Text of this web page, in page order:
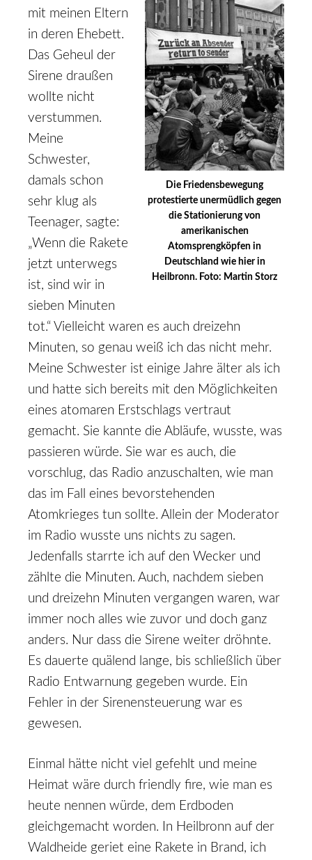
Die Friedensbewegung
protestierte unermüdlich gegen
die Stationierung von
amerikanischen
Atomsprengköpfen in
Deutschland wie hier in
Heilbronn. Foto: Martin Storz
mit meinen Eltern
in deren Ehebett.
Das Geheul der
Sirene draußen
wollte nicht
verstummen.
Meine
Schwester,
damals schon
sehr klug als
Teenager, sagte:
„Wenn die Rakete
jetzt unterwegs
ist, sind wir in
sieben Minuten
tot.“ Vielleicht waren es auch dreizehn
Minuten, so genau weiß ich das nicht mehr.
Meine Schwester ist einige Jahre älter als ich
und hatte sich bereits mit den Möglichkeiten
eines atomaren Erstschlags vertraut
gemacht. Sie kannte die Abläufe, wusste, was
passieren würde. Sie war es auch, die
vorschlug, das Radio anzuschalten, wie man
das im Fall eines bevorstehenden
Atomkrieges tun sollte. Allein der Moderator
im Radio wusste uns nichts zu sagen.
Jedenfalls starrte ich auf den Wecker und
zählte die Minuten. Auch, nachdem sieben
und dreizehn Minuten vergangen waren, war
immer noch alles wie zuvor und doch ganz
anders. Nur dass die Sirene weiter dröhnte.
Es dauerte quälend lange, bis schließlich über
Radio Entwarnung gegeben wurde. Ein
Fehler in der Sirenensteuerung war es
gewesen.
Einmal hätte nicht viel gefehlt und meine
Heimat wäre durch friendly fire, wie man es
heute nennen würde, dem Erdboden
gleichgemacht worden. In Heilbronn auf der
Waldheide geriet eine Rakete in Brand, ich